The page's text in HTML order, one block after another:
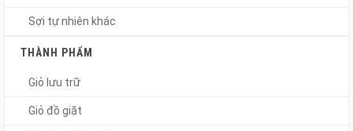
Sợi tự nhiên khác
THÀNH PHẨM
Giỏ lưu trữ
Giỏ đồ giặt